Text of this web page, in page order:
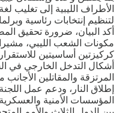
الأطراف الليبية إلى تغليب
لتنظيم إنتخابات رئاسية
أكد البيان، ضرورة تحقيق
مكونات الشعب الليبي، مشيرا
كركيزتين أساسيتين
أشكال التدخل الخارجي في
المرتزقة والمقاتلين
إطلاق النار، ودعم عمل
المؤسسات الأمنية